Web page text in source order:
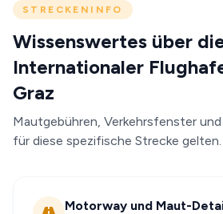
STRECKENINFO
Wissenswertes über
Internationaler
Graz
Mautgebühren, Verkehrsfenster
für diese spezifische Strecke gelten.
Motorway und Maut-